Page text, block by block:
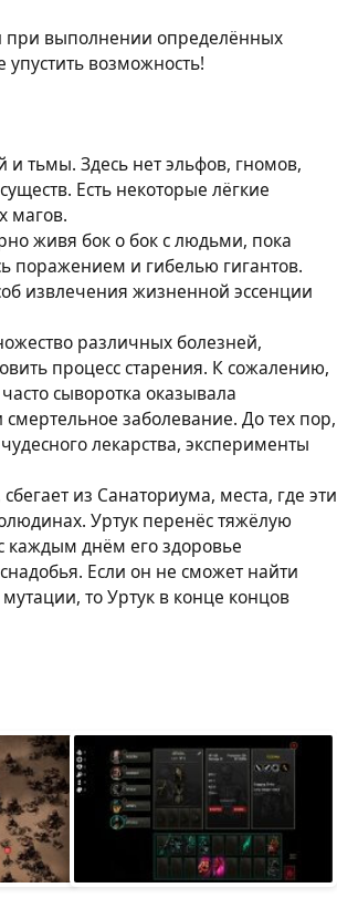
выполнении определённых
возможность!
и тьмы. Здесь нет эльфов, гномов,
Есть некоторые лёгкие
магов.
живя бок о бок с людьми, пока
поражением и гибелью гигантов.
извлечения жизненной эссенции
различных болезней,
процесс старения. К сожалению,
сыворотка оказывала
заболевание. До тех пор,
лекарства, эксперименты
из Санаториума, места, где эти
Уртук перенёс тяжёлую
каждым днём его здоровье
Если он не сможет найти
то Уртук в конце концов